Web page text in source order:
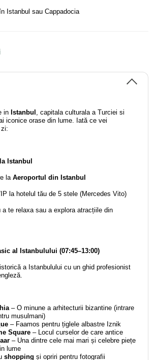
Istanbul sau Cappadocia
in Istanbul , capitala culturala a Turciei si
iconice orase din lume. Iată ce vei
Istanbul
la Aeroportul din Istanbul
la hotelul tău de 5 stele (Mercedes Vito)
a te relaxa sau a explora atracțiile din
al Istanbulului (07:45–13:00)
a Istanbulului cu un ghid profesionist
– O minune a arhitecturii bizantine (intrare
musulmani)
– Faamos pentru țiglele albastre Iznik
Square – Locul curselor de care antice
– Una dintre cele mai mari și celebre piețe
lume
shopping și opriri pentru fotografii